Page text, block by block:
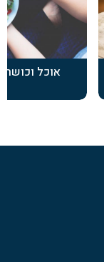
אוכל וכושר: